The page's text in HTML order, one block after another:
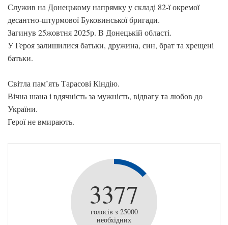
Служив на Донецькому напрямку у складі 82-ї окремої
десантно-штурмової Буковинської бригади.
Загинув 25жовтня 2025р. В Донецькій області.
У Героя залишилися батьки, дружина, син, брат та хрещені
батьки.
Світла пам’ять Тарасові Кіндію.
Вічна шана і вдячність за мужність, відвагу та любов до
України.
Герої не вмирають.
3377
голосів з 25000
необхідних